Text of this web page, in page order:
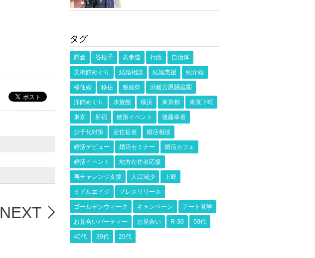
NEXT
タグ
鎌倉 谷根千 表参道 行政 自治体
美術館めぐり 結婚相談 結婚支援 紹介婚
移住婚 移住 独婚祭 浜離宮恩賜庭園
洋館めぐり 水族館 横浜 東京都 東京下町
東京 新宿 散策イベント 後藤幸喜
少子化対策 定住促進 婚活相談
婚活デビュー 婚活セミナー 婚活カフェ
婚活イベント 地方在住者応援
再チャレンジ支援 人口減少 上野
ミドルエイジ プレスリリース
ゴールデンウィーク キャンペーン アート見学
お見合いパーティー お見合い R-30 50代
40代 30代 20代